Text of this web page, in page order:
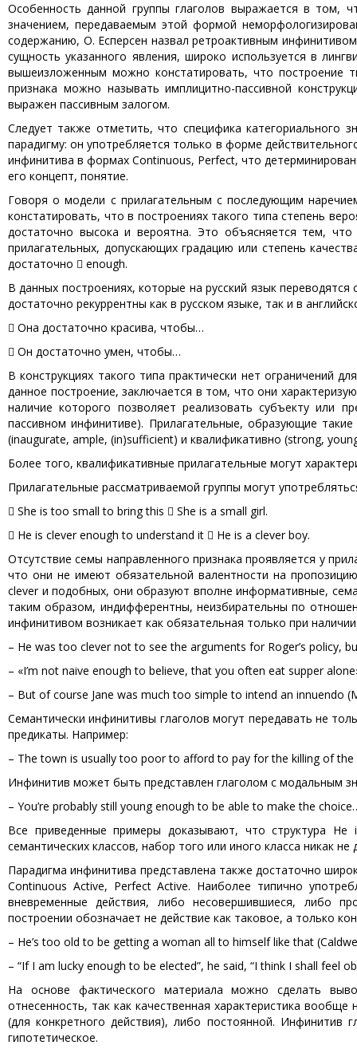
Особенность данной группы глаголов выражается в том,
значением, передаваемым этой формой
содержанию, О. Есперсен назвал ретроактивным
сущность указанного явления, широко используется в
вышеизложенным можно констатировать, что построение
признака можно называть имплицитно-пассивной
выражен пассивным залогом.
Следует также отметить, что специфика категориального
парадигму: он употребляется только в форме
инфинитива в формах Continuous, Perfect, что
его концепт, понятие.
Говоря о модели с прилагательным с последующим
констатировать, что в построениях такого типа степень
достаточно высока и вероятна. Это объясняется тем,
прилагательных, допускающих градацию или степень
достаточно  enough.
В данных построениях, которые на русский язык
достаточно рекуррентны как в русском языке, так и в
 Она достаточно красива, чтобы…
 Он достаточно умен, чтобы…
В конструкциях такого типа практически нет ограничений
данное построение, заключается в том, что они
наличие которого позволяет реализовать субъекту или
пассивном инфинитиве). Прилагательные, образующие
(inaugurate, ample, (in)sufficient) и квалификативно (strong,
Более того, квалификативные прилагательные могут
Прилагательные рассматриваемой группы могут
 She is too small to bring this  She is a small girl.
 He is clever enough to understand it  He is a clever boy.
Отсутствие семы направленного признака проявляется у
что они не имеют обязательной валентности на
clever и подобных, они образуют вполне информативные,
таким образом, индифферентны, неизбирательны по
инфинитивом возникает как обязательная только при
– He was too clever not to see the arguments for Roger’s policy,
– «I’m not naive enough to believe, that you often eat supper
– But of course Jane was much too simple to intend an innuendo
Семантически инфинитивы глаголов могут передавать не
предикаты. Например:
– The town is usually too poor to afford to pay for the killing of the
Инфинитив может быть представлен глаголом с модальным
– You’re probably still young enough to be able to make the
Все приведенные примеры доказывают, что структура
семантических классов, набор того или иного класса никак
Парадигма инфинитива представлена также достаточно
Continuous Active, Perfect Active. Наиболее типично
вневременные действия, либо несовершившиеся, либо
построении обозначает не действие как таковое, а только
– He’s too old to be getting a woman all to himself like that
– “If I am lucky enough to be elected”, he said, “I think I shall feel
На основе фактического материала можно сделать
отнесенность, так как качественная характеристика
(для конкретного действия), либо постоянной. Инфинитив
гипотетическое.